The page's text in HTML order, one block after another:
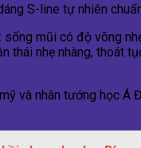
S-line tự nhiên
mũi có độ võng
thái nhẹ nhàng, thoát
và nhân tướng học Á